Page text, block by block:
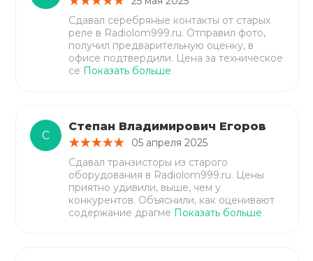
Сдавал серебряные контакты от старых
реле в Radiolom999.ru. Отправил фото,
получил предварительную оценку, в
офисе подтвердили. Цена за техническое
се Показать больше
С
Степан Владимирович Егоров
05 апреля 2025
Сдавал транзисторы из старого
оборудования в Radiolom999.ru. Цены
приятно удивили, выше, чем у
конкурентов. Объяснили, как оценивают
содержание драгме Показать больше